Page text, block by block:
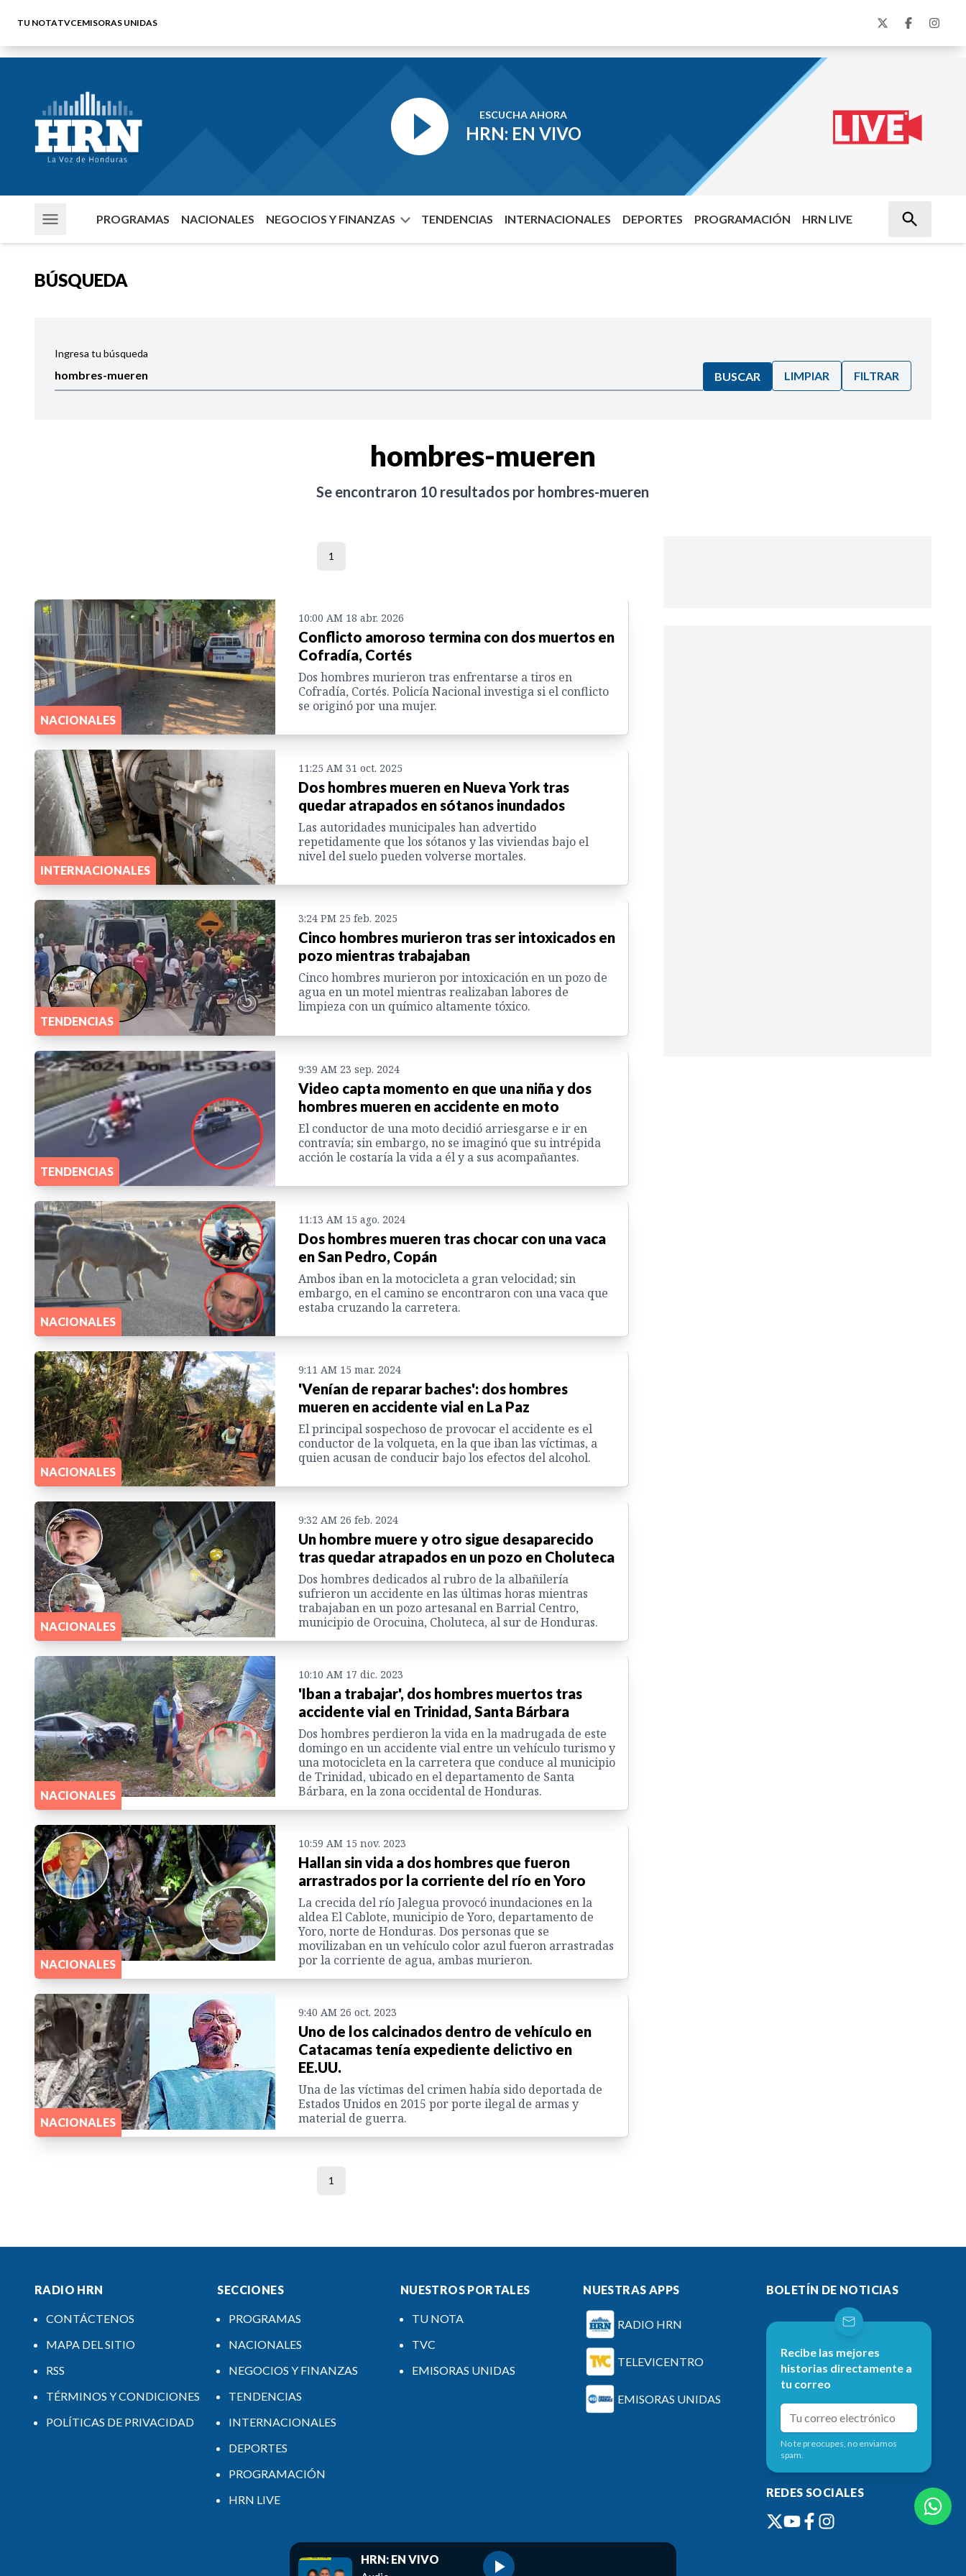
TU NOTATVCEMISORAS UNIDAS
ESCUCHA AHORA
HRN: EN VIVO
PROGRAMAS NACIONALES NEGOCIOS Y FINANZAS TENDENCIAS INTERNACIONALES DEPORTES PROGRAMACIÓN HRN LIVE
BÚSQUEDA
Ingresa tu búsqueda
BUSCAR LIMPIAR FILTRAR
hombres-mueren
Se encontraron 10 resultados por hombres-mueren
1
NACIONALES
10:00 AM 18 abr. 2026
Conflicto amoroso termina con dos muertos en
Cofradía, Cortés
Dos hombres murieron tras enfrentarse a tiros en
Cofradía, Cortés. Policía Nacional investiga si el conflicto
se originó por una mujer.
INTERNACIONALES
11:25 AM 31 oct. 2025
Dos hombres mueren en Nueva York tras
quedar atrapados en sótanos inundados
Las autoridades municipales han advertido
repetidamente que los sótanos y las viviendas bajo el
nivel del suelo pueden volverse mortales.
TENDENCIAS
3:24 PM 25 feb. 2025
Cinco hombres murieron tras ser intoxicados en
pozo mientras trabajaban
Cinco hombres murieron por intoxicación en un pozo de
agua en un motel mientras realizaban labores de
limpieza con un químico altamente tóxico.
TENDENCIAS
9:39 AM 23 sep. 2024
Video capta momento en que una niña y dos
hombres mueren en accidente en moto
El conductor de una moto decidió arriesgarse e ir en
contravía; sin embargo, no se imaginó que su intrépida
acción le costaría la vida a él y a sus acompañantes.
NACIONALES
11:13 AM 15 ago. 2024
Dos hombres mueren tras chocar con una vaca
en San Pedro, Copán
Ambos iban en la motocicleta a gran velocidad; sin
embargo, en el camino se encontraron con una vaca que
estaba cruzando la carretera.
NACIONALES
9:11 AM 15 mar. 2024
'Venían de reparar baches': dos hombres
mueren en accidente vial en La Paz
El principal sospechoso de provocar el accidente es el
conductor de la volqueta, en la que iban las víctimas, a
quien acusan de conducir bajo los efectos del alcohol.
NACIONALES
9:32 AM 26 feb. 2024
Un hombre muere y otro sigue desaparecido
tras quedar atrapados en un pozo en Choluteca
Dos hombres dedicados al rubro de la albañilería
sufrieron un accidente en las últimas horas mientras
trabajaban en un pozo artesanal en Barrial Centro,
municipio de Orocuina, Choluteca, al sur de Honduras.
NACIONALES
10:10 AM 17 dic. 2023
'Iban a trabajar', dos hombres muertos tras
accidente vial en Trinidad, Santa Bárbara
Dos hombres perdieron la vida en la madrugada de este
domingo en un accidente vial entre un vehículo turismo y
una motocicleta en la carretera que conduce al municipio
de Trinidad, ubicado en el departamento de Santa
Bárbara, en la zona occidental de Honduras.
NACIONALES
10:59 AM 15 nov. 2023
Hallan sin vida a dos hombres que fueron
arrastrados por la corriente del río en Yoro
La crecida del río Jalegua provocó inundaciones en la
aldea El Cablote, municipio de Yoro, departamento de
Yoro, norte de Honduras. Dos personas que se
movilizaban en un vehículo color azul fueron arrastradas
por la corriente de agua, ambas murieron.
NACIONALES
9:40 AM 26 oct. 2023
Uno de los calcinados dentro de vehículo en
Catacamas tenía expediente delictivo en
EE.UU.
Una de las víctimas del crimen había sido deportada de
Estados Unidos en 2015 por porte ilegal de armas y
material de guerra.
1
RADIO HRN
CONTÁCTENOS
MAPA DEL SITIO
RSS
TÉRMINOS Y CONDICIONES
POLÍTICAS DE PRIVACIDAD
SECCIONES
PROGRAMAS
NACIONALES
NEGOCIOS Y FINANZAS
TENDENCIAS
INTERNACIONALES
DEPORTES
PROGRAMACIÓN
HRN LIVE
NUESTROS PORTALES
TU NOTA
TVC
EMISORAS UNIDAS
NUESTRAS APPS
RADIO HRN
TELEVICENTRO
EMISORAS UNIDAS
BOLETÍN DE NOTICIAS
Recibe las mejores
historias directamente a
tu correo
No te preocupes, no enviamos
spam.
REDES SOCIALES
HRN: EN VIVO